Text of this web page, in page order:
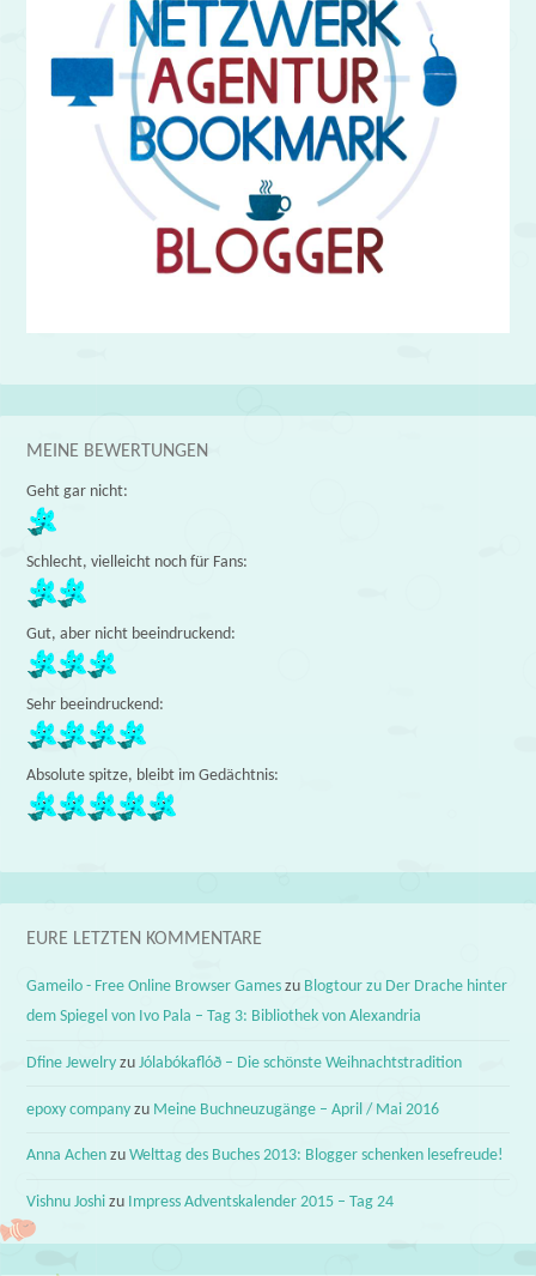
MEINE BEWERTUNGEN
Geht gar nicht:
Schlecht, vielleicht noch für Fans:
Gut, aber nicht beeindruckend:
Sehr beeindruckend:
Absolute spitze, bleibt im Gedächtnis:
EURE LETZTEN KOMMENTARE
Gameilo - Free Online Browser Games zu Blogtour zu Der Drache hinter
dem Spiegel von Ivo Pala – Tag 3: Bibliothek von Alexandria
Dfine Jewelry zuJólabókaflóð – Die schönste Weihnachtstradition
epoxy company zu Meine Buchneuzugänge – April / Mai 2016
Anna Achen zuWelttag des Buches 2013: Blogger schenken lesefreude!
Vishnu Joshi zu Impress Adventskalender 2015 – Tag 24